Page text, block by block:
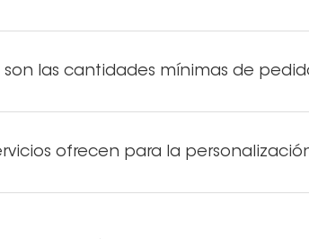
son las cantidades mínimas de
ofrecen para la